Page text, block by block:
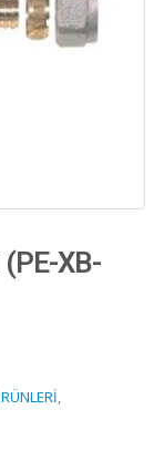
(PE-XB-
,